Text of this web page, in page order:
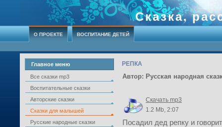
Сказка,
О ПРОЕКТЕ ВОСПИТАНИЕ ДЕТЕЙ
Главное меню
Все сказки mp3
Воспитательные сказки
Авторские сказки
Сказки для малышей
Русские народные сказки
РЕПКА
Автор: Русская народная
Скачать mp3
1.2 Mb, 2:07
Посадил дед репку и